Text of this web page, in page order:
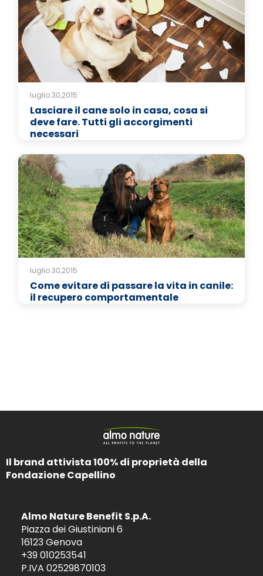
luglio 30,2015
Lasciare il cane solo in casa, cosa si
deve fare. Tutti gli accorgimenti
necessari
luglio 30,2015
Come evitare di passare la vita in canile:
il recupero comportamentale
Il brand attivista 100% di proprietà della
Fondazione Capellino
Almo Nature Benefit S.p.A.
Piazza dei Giustiniani 6
16123 Genova
+39 010253541
P.IVA 02529870103